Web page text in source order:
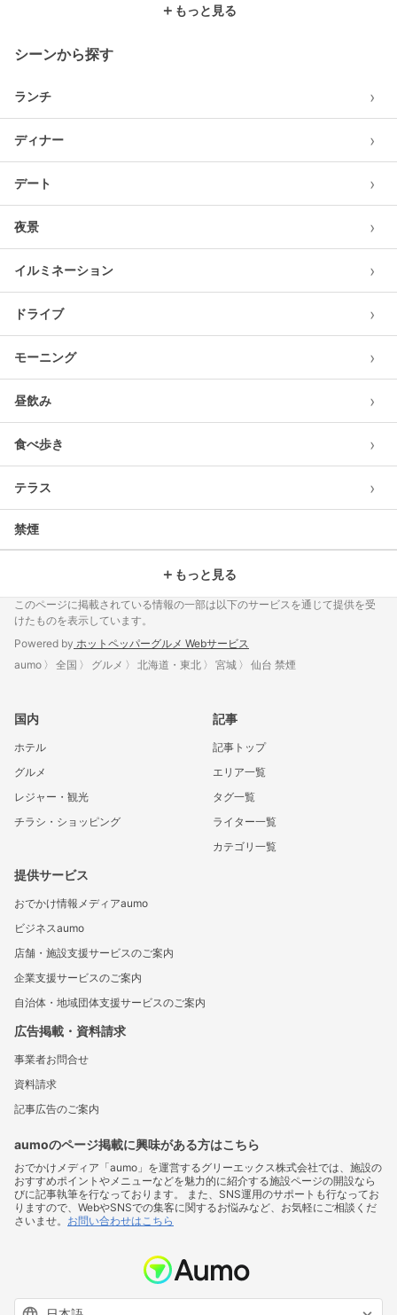
＋ もっと見る
シーンから探す
ランチ ›
ディナー ›
デート ›
夜景 ›
イルミネーション ›
ドライブ ›
モーニング ›
昼飲み ›
食べ歩き ›
テラス ›
禁煙
＋ もっと見る
このページに掲載されている情報の一部は以下のサービスを通じて提供を受
けたものを表示しています。
Powered by ホットペッパーグルメ Webサービス
aumo
全国 グルメ 北海道・東北 宮城 仙台 禁煙
国内
ホテル
グルメ
レジャー・観光
チラシ・ショッピング
記事
記事トップ
エリア一覧
タグ一覧
ライター一覧
カテゴリ一覧
提供サービス
おでかけ情報メディアaumo
ビジネスaumo
店舗・施設支援サービスのご案内
企業支援サービスのご案内
自治体・地域団体支援サービスのご案内
広告掲載・資料請求
事業者お問合せ
資料請求
記事広告のご案内
aumoのページ掲載に興味がある方はこちら
おでかけメディア「aumo」を運営するグリーエックス株式会社では、施設の
おすすめポイントやメニューなどを魅力的に紹介する施設ページの開設なら
びに記事執筆を行なっております。 また、SNS運用のサポートも行なってお
りますので、WebやSNSでの集客に関するお悩みなど、お気軽にご相談くだ
さいませ。 お問い合わせはこちら